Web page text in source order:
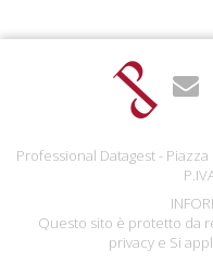
Professional Datagest -
Questo sito è protetto da
privacye Si